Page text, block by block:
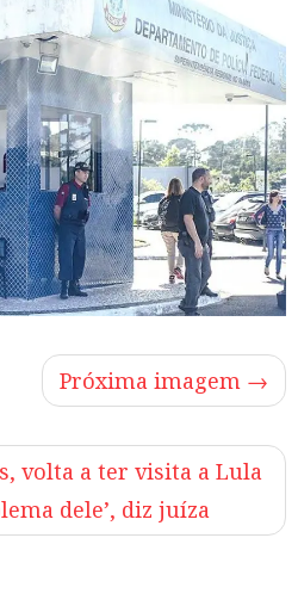
Próxima imagem →
volta a ter visita a Lula
dele’, diz juíza